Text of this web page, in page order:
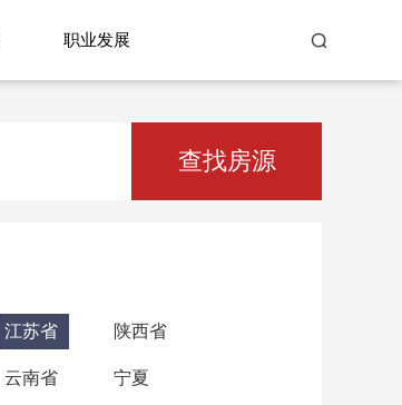
职业发展
查找房源
江苏省 陕西省
云南省 宁夏